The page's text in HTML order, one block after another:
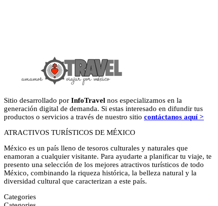
Sitio desarrollado por InfoTravel nos especializamos en la
generación digital de demanda. Si estas interesado en difundir tus
productos o servicios a través de nuestro sitio contáctanos aquí >
ATRACTIVOS TURÍSTICOS DE MÉXICO
México es un país lleno de tesoros culturales y naturales que
enamoran a cualquier visitante. Para ayudarte a planificar tu viaje, te
presento una selección de los mejores atractivos turísticos de todo
México, combinando la riqueza histórica, la belleza natural y la
diversidad cultural que caracterizan a este país.
Categories